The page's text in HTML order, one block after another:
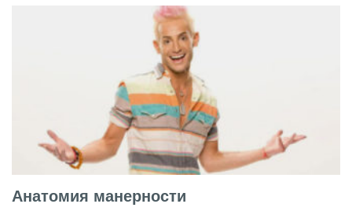
Анатомия манерности